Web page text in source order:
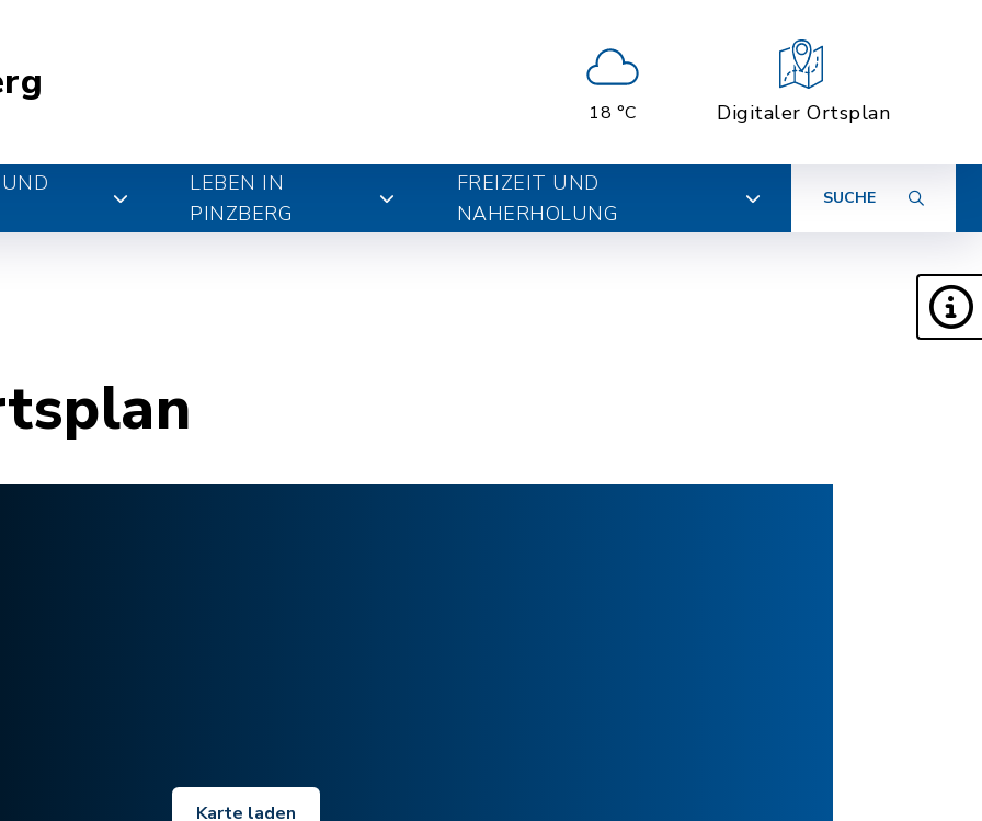
18 °C Digitaler Ortsplan
LEBEN IN
PINZBERG
FREIZEIT UND
NAHERHOLUNG
SUCHE
Karte laden